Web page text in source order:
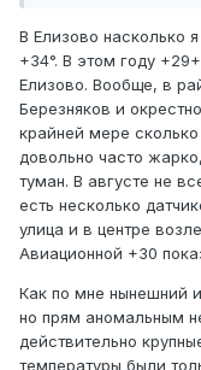
Вообще июль на
рекордному по
В Елизово насколько
+34°. В этом году
Елизово. Вообще, в
Березняков и
крайней мере
довольно часто
туман. В августе не
есть несколько
улица и в центре
Авиационной +30
Как по мне нынешний
но прям аномальным
действительно
температуры были